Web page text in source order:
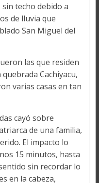
techo debido a
de lluvia que
San Miguel del
las que residen
Cachiyacu,
varias casas en tan
cayó sobre
de una familia,
El impacto lo
15 minutos, hasta
sin recordar lo
en la cabeza,